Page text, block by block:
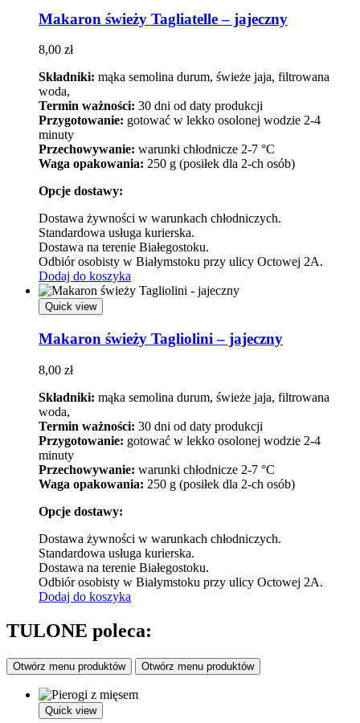
Makaron świeży Tagliatelle – jajeczny
8,00 zł
Składniki: mąka semolina durum, świeże jaja, filtrowana
woda,
Termin ważności: 30 dni od daty produkcji
Przygotowanie: gotować w lekko osolonej wodzie 2-4
minuty
Przechowywanie: warunki chłodnicze 2-7 °C
Waga opakowania: 250 g (posiłek dla 2-ch osób)
Opcje dostawy:
Dostawa żywności w warunkach chłodniczych.
Standardowa usługa kurierska.
Dostawa na terenie Białegostoku.
Odbiór osobisty w Białymstoku przy ulicy Octowej 2A.
Dodaj do koszyka
Quick view
Makaron świeży Tagliolini – jajeczny
8,00 zł
Składniki: mąka semolina durum, świeże jaja, filtrowana
woda,
Termin ważności: 30 dni od daty produkcji
Przygotowanie: gotować w lekko osolonej wodzie 2-4
minuty
Przechowywanie: warunki chłodnicze 2-7 °C
Waga opakowania: 250 g (posiłek dla 2-ch osób)
Opcje dostawy:
Dostawa żywności w warunkach chłodniczych.
Standardowa usługa kurierska.
Dostawa na terenie Białegostoku.
Odbiór osobisty w Białymstoku przy ulicy Octowej 2A.
Dodaj do koszyka
TULONE poleca:
Otwórz menu produktów Otwórz menu produktów
Quick view